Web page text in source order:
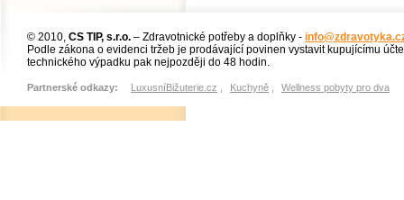
© 2010, CS TIP, s.r.o. – Zdravotnické potřeby a doplňky -
Podle zákona o evidenci tržeb je prodávající povinen vystavit kupujícímu
technického výpadku pak nejpozději do 48 hodin.
Partnerské odkazy: LuxusníBižuterie.cz Kuchyně Wellness pobyty pro dva